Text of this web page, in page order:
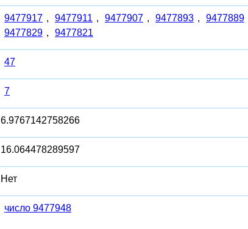
9477917 , 9477911 , 9477907 , 9477893 , 9477889
9477829 , 9477821
47
7
6.9767142758266
16.064478289597
Нет
число 9477948